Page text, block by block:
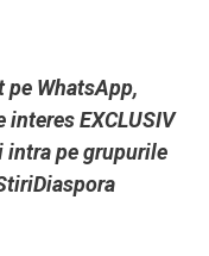
WhatsApp,
EXCLUSIV
intra pe grupurile